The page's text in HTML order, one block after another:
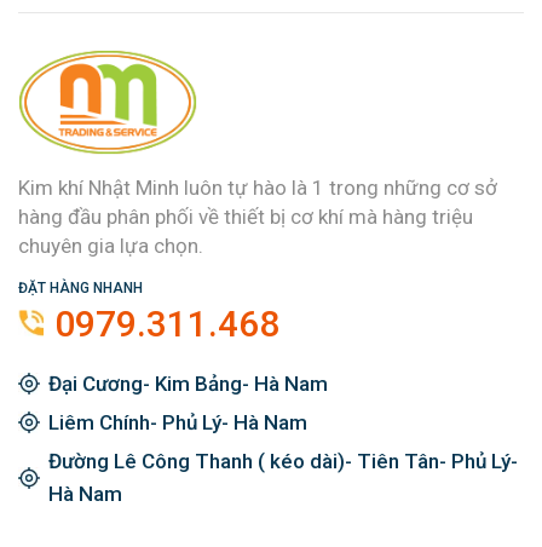
Kim khí Nhật Minh luôn tự hào là 1 trong những cơ sở
hàng đầu phân phối về thiết bị cơ khí mà hàng triệu
chuyên gia lựa chọn.
ĐẶT HÀNG NHANH
0979.311.468
Đại Cương- Kim Bảng- Hà Nam
Liêm Chính- Phủ Lý- Hà Nam
Đường Lê Công Thanh ( kéo dài)- Tiên Tân- Phủ Lý-
Hà Nam